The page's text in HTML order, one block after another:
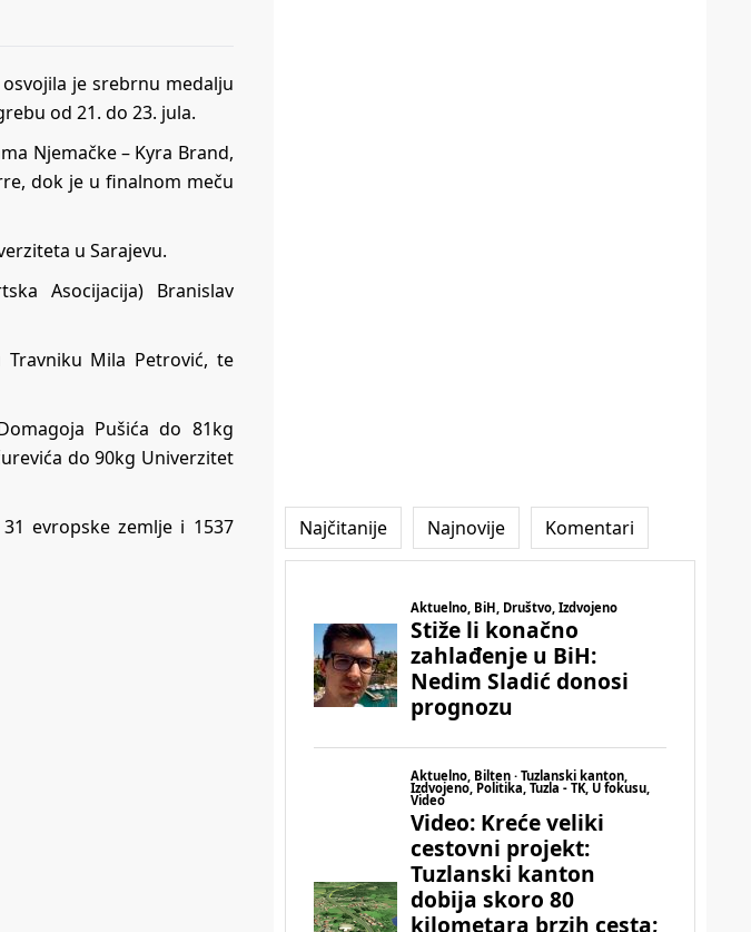
je srebrnu medalju
od 21. do 23. jula.
Njemačke – Kyra Brand,
dok je u finalnom meču
u Sarajevu.
Asocijacija) Branislav
Mila Petrović, te
Pušića do 81kg
do 90kg Univerzitet
evropske zemlje i 1537
Najčitanije Najnovije Komentari